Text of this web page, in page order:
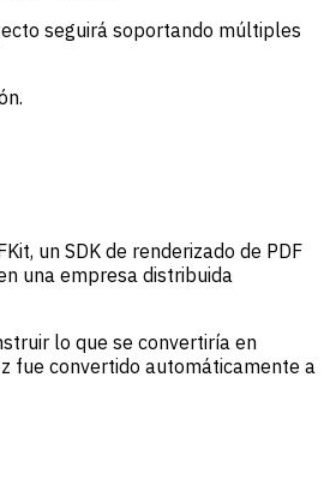
seguirá soportando múltiples
un SDK de renderizado de PDF
una empresa distribuida
lo que se convertiría en
fue convertido automáticamente a